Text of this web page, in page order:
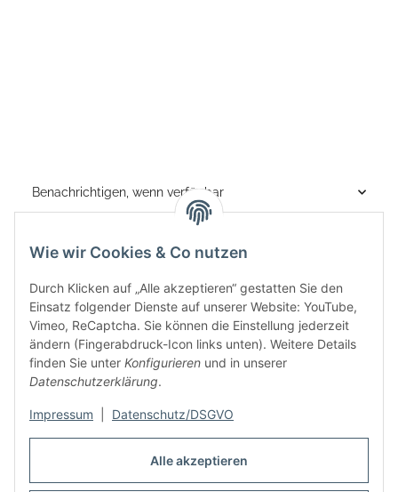
Alle akzeptieren
Wie wir Cookies & Co nutzen
Durch Klicken auf „Alle akzeptieren“ gestatten Sie den
Einsatz folgender Dienste auf unserer Website: YouTube,
Vimeo, ReCaptcha. Sie können die Einstellung jederzeit
ändern (Fingerabdruck-Icon links unten). Weitere Details
finden Sie unter Konfigurieren und in unserer
Datenschutzerklärung.
Impressum Datenschutz/DSGVO
Benachrichtigen, wenn verfügbar
Informationen
Rechtliches